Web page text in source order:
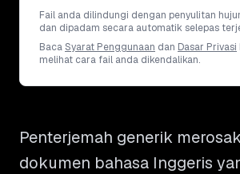
Fail anda dilindungi dengan penyulitan
dan dipadam secara automatik selepas
BacaSyarat Penggunaan dan Dasar Privasi
melihat cara fail anda dikendalikan.
Penterjemah generik
dokumen bahasa Inggeris